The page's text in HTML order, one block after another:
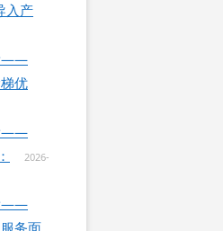
入产
——
优
——
2026-
——
务面